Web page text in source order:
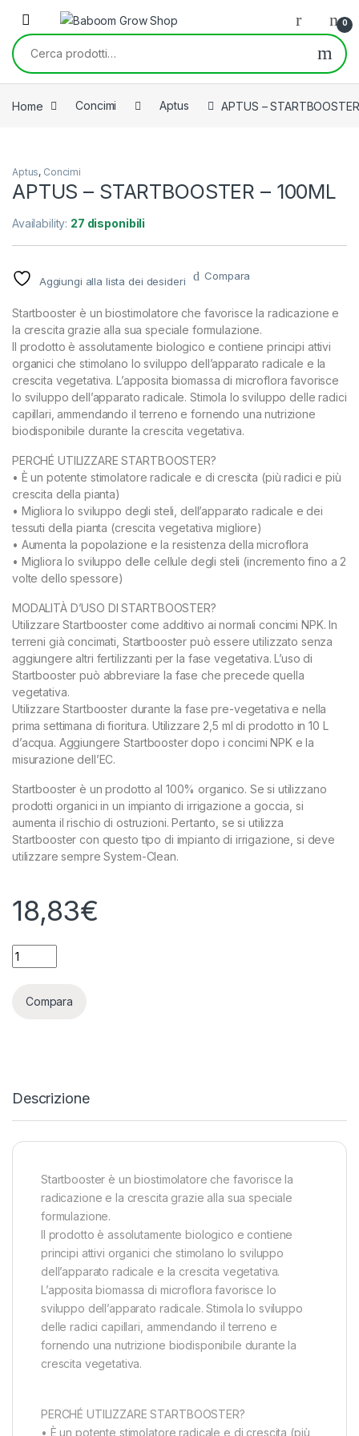
Skip to navigation
Skip to content
0
Cerca:
Home Concimi Aptus APTUS –
Aptus, Concimi
APTUS – STARTBOOSTER – 100ML
Availability: 27 disponibili
Aggiungi alla lista dei desideri Compara
Startbooster è un biostimolatore che favorisce la radicazione e
la crescita grazie alla sua speciale formulazione.
Il prodotto è assolutamente biologico e contiene principi attivi
organici che stimolano lo sviluppo dell’apparato radicale e la
crescita vegetativa. L’apposita biomassa di microflora favorisce
lo sviluppo dell’apparato radicale. Stimola lo sviluppo delle radici
capillari, ammendando il terreno e fornendo una nutrizione
biodisponibile durante la crescita vegetativa.
PERCHÉ UTILIZZARE STARTBOOSTER?
• È un potente stimolatore radicale e di crescita (più radici e più
crescita della pianta)
• Migliora lo sviluppo degli steli, dell’apparato radicale e dei
tessuti della pianta (crescita vegetativa migliore)
• Aumenta la popolazione e la resistenza della microflora
• Migliora lo sviluppo delle cellule degli steli (incremento fino a 2
volte dello spessore)
MODALITÀ D’USO DI STARTBOOSTER?
Utilizzare Startbooster come additivo ai normali concimi NPK. In
terreni già concimati, Startbooster può essere utilizzato senza
aggiungere altri fertilizzanti per la fase vegetativa. L’uso di
Startbooster può abbreviare la fase che precede quella
vegetativa.
Utilizzare Startbooster durante la fase pre-vegetativa e nella
prima settimana di fioritura. Utilizzare 2,5 ml di prodotto in 10 L
d’acqua. Aggiungere Startbooster dopo i concimi NPK e la
misurazione dell’EC.
Startbooster è un prodotto al 100% organico. Se si utilizzano
prodotti organici in un impianto di irrigazione a goccia, si
aumenta il rischio di ostruzioni. Pertanto, se si utilizza
Startbooster con questo tipo di impianto di irrigazione, si deve
utilizzare sempre System-Clean.
18,83€
APTUS - STARTBOOSTER - 100ML quantity
Compara
Descrizione
Startbooster è un biostimolatore che favorisce la
radicazione e la crescita grazie alla sua speciale
formulazione.
Il prodotto è assolutamente biologico e contiene
principi attivi organici che stimolano lo sviluppo
dell’apparato radicale e la crescita vegetativa.
L’apposita biomassa di microflora favorisce lo
sviluppo dell’apparato radicale. Stimola lo sviluppo
delle radici capillari, ammendando il terreno e
fornendo una nutrizione biodisponibile durante la
crescita vegetativa.
PERCHÉ UTILIZZARE STARTBOOSTER?
• È un potente stimolatore radicale e di crescita (più